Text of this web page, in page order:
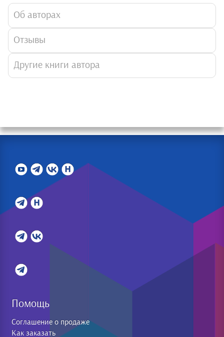
Об авторах
Отзывы
Другие книги автора
Помощь
Соглашение о продаже
Как заказать